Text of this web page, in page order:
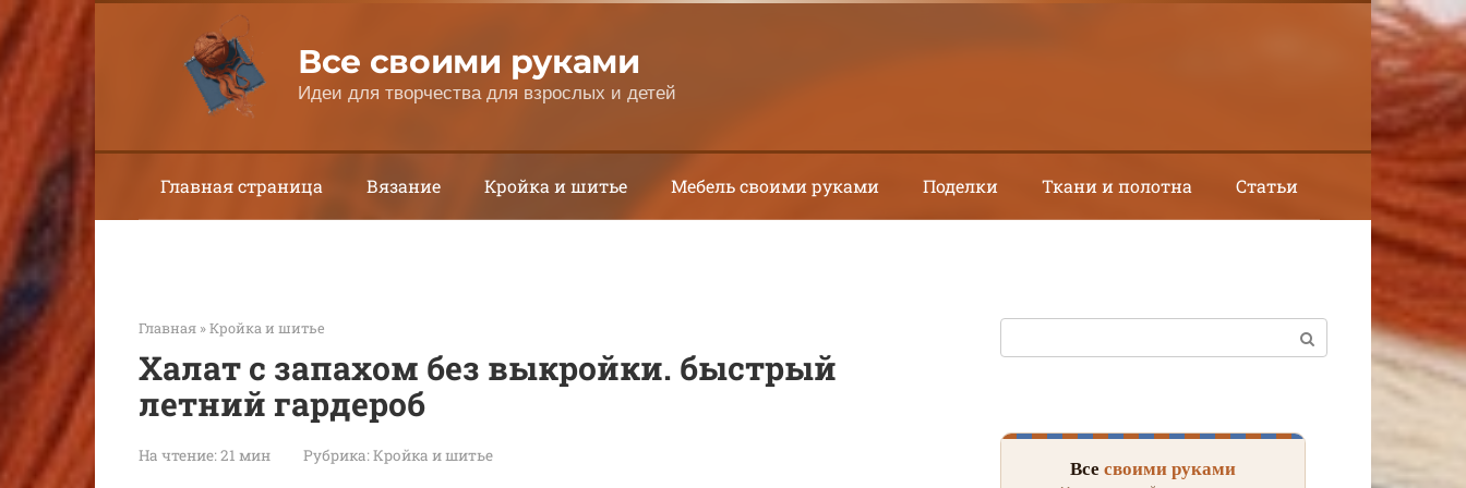
Перейти
к
контенту
Все своими руками
Идеи для творчества для взрослых и детей
Главная страница Вязание Кройка и шитье Мебель своими руками Поделки Ткани и полотна Статьи
Главная »Кройка и шитье
Халат с запахом без выкройки. быстрый
летний гардероб
На чтение:21 мин Рубрика:Кройка и шитье Все своими руками